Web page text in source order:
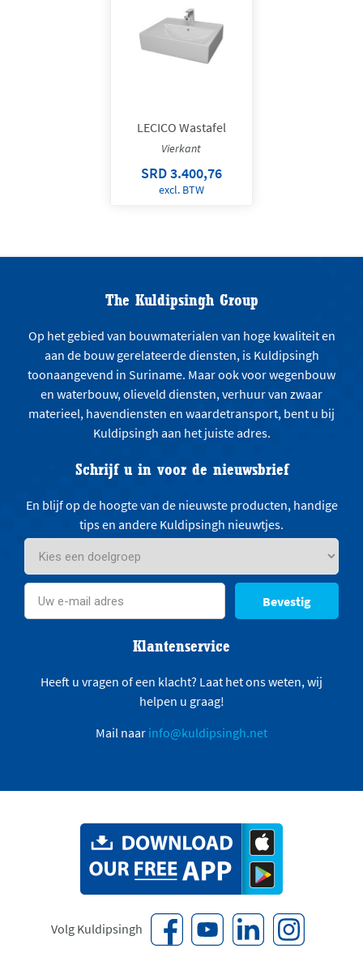
LECICO Wastafel
Vierkant
SRD 3.400,76
excl. BTW
The Kuldipsingh Group
Op het gebied van bouwmaterialen van hoge kwaliteit en
aan de bouw gerelateerde diensten, is Kuldipsingh
toonaangevend in Suriname. Maar ook voor wegenbouw
en waterbouw, olieveld diensten, verhuur van zwaar
materieel, havendiensten en waardetransport, bent u bij
Kuldipsingh aan het juiste adres.
Schrijf u in voor de nieuwsbrief
En blijf op de hoogte van de nieuwste producten, handige
tips en andere Kuldipsingh nieuwtjes.
Bevestig
Klantenservice
Heeft u vragen of een klacht? Laat het ons weten, wij
helpen u graag!
Mail naar info@kuldipsingh.net
Volg Kuldipsingh